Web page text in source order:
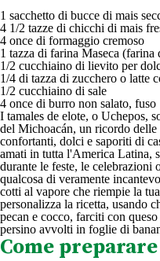
1 sacchetto di bucce di mais
4 1/2 tazze di chicchi di mais
4 once di formaggio cremoso
1 tazza di farina Maseca (farina
1/2 cucchiaino di lievito per
1/4 di tazza di zucchero o latte
1/2 cucchiaino di sale
4 once di burro non salato, fuso
I tamales de elote, o Uchepos,
del Michoacán, un ricordo
confortanti, dolci e saporiti di
amati in tutta l'America Latina,
durante le feste, le celebrazioni
qualcosa di veramente
cotti al vapore che riempie la
personalizza la ricetta, usando
pecan e cocco, farciti con
persino avvolti in foglie di
Come